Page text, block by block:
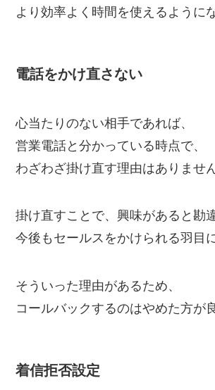
より効率よく時間を使えるように
電話をかけ直さない
心当たりのない相手であれば、
営業電話と分かっている時点で、
わざわざ掛け直す理由はありません
掛け直すことで、興味があると勘
今後もセールスをかけられる羽目
そういった理由があるため、
コールバックするのはやめた方が
着信拒否設定